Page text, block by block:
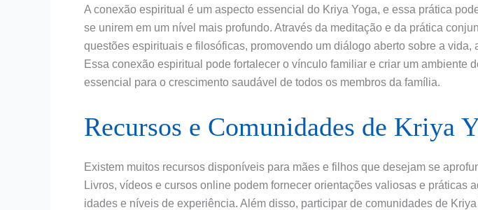
A conexão espiritual é um aspecto essencial do Kriya Yoga, e essa prática
se unirem em um nível mais profundo. Através da meditação e da prática
questões espirituais e filosóficas, promovendo um diálogo aberto sobre a vida,
Essa conexão espiritual pode fortalecer o vínculo familiar e criar um ambiente
essencial para o crescimento saudável de todos os membros da família.
Recursos e Comunidades de Kriya
Existem muitos recursos disponíveis para mães e filhos que desejam se
Livros, vídeos e cursos online podem fornecer orientações valiosas e práticas
idades e níveis de experiência. Além disso, participar de comunidades de